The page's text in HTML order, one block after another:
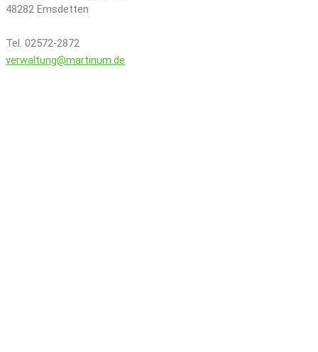
48282 Emsdetten
Tel. 02572-2872
verwaltung@martinum.de